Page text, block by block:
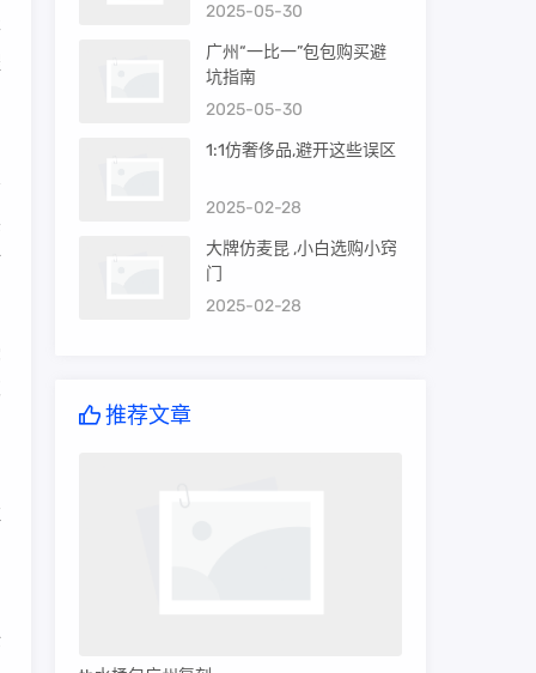
2025-05-30
广州“一比一”包包购买避
坑指南
2025-05-30
1:1仿奢侈品,避开这些误区
2025-02-28
大牌仿麦昆 ,小白选购小窍
门
2025-02-28
推荐文章